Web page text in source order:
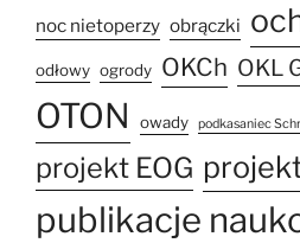
noc nietoperzy obrączki
odłowy ogrody OKCh OKL
OTON owady podkasaniec
projekt EOG
publikacje